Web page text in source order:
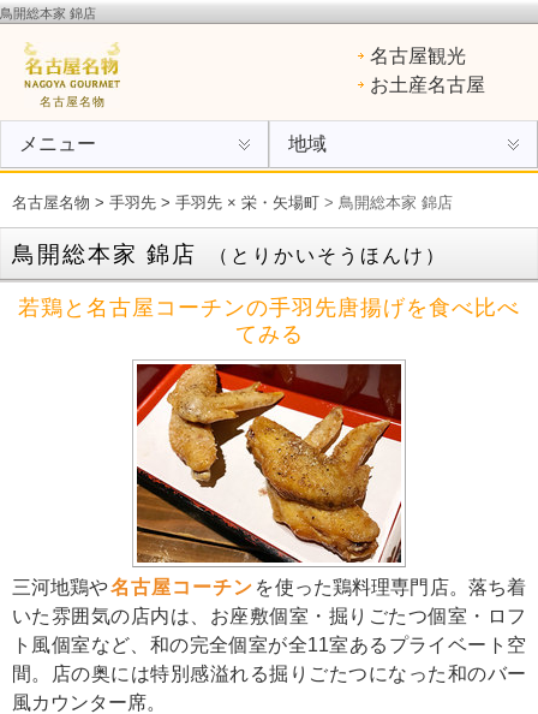
鳥開総本家 錦店
けスパ、小倉トースト、ういろう
名古屋名物
名古屋観光
お土産名古屋
メニュー 地域
名古屋名物 > 手羽先 > 手羽先 × 栄・矢場町 > 鳥開総本家 錦店
鳥開総本家 錦店 （とりかいそうほんけ）
若鶏と名古屋コーチンの手羽先唐揚げを食べ比べ
てみる
三河地鶏や名古屋コーチン を使った鶏料理専門店。落ち着
いた雰囲気の店内は、お座敷個室・掘りごたつ個室・ロフ
ト風個室など、和の完全個室が全11室あるプライベート空
間。店の奥には特別感溢れる掘りごたつになった和のバー
風カウンター席。